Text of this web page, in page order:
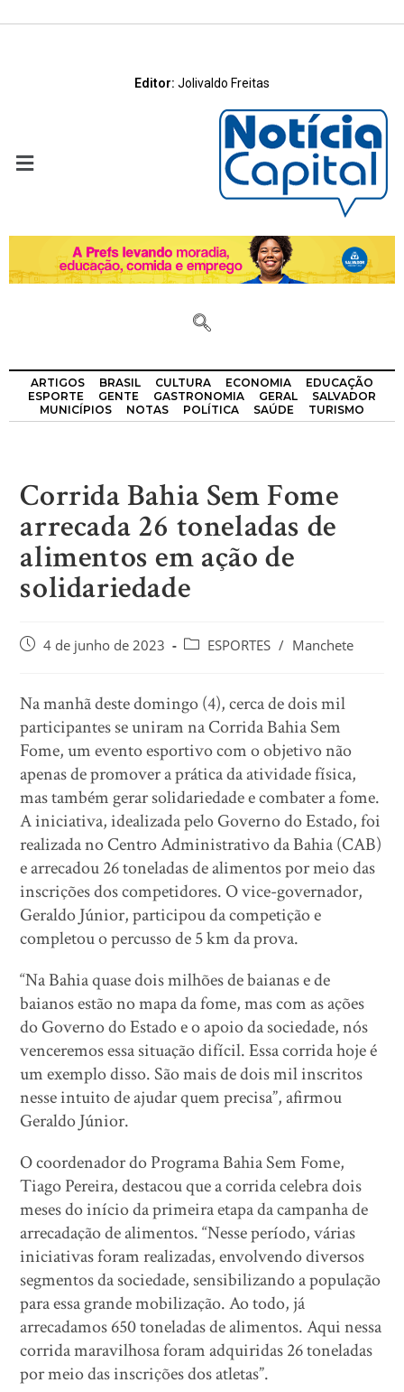
Editor: Jolivaldo Freitas
ARTIGOS BRASIL CULTURA ECONOMIA
EDUCAÇÃO
ESPORTE
GENTE GASTRONOMIA GERAL
SALVADOR
MUNICÍPIOS
NOTAS POLÍTICA SAÚDE TURISMO
Corrida Bahia Sem Fome
arrecada 26 toneladas de
alimentos em ação de
solidariedade
4 de junho de 2023 ESPORTES / Manchete
Na manhã deste domingo (4), cerca de dois mil
participantes se uniram na Corrida Bahia Sem
Fome, um evento esportivo com o objetivo não
apenas de promover a prática da atividade física,
mas também gerar solidariedade e combater a fome.
A iniciativa, idealizada pelo Governo do Estado, foi
realizada no Centro Administrativo da Bahia (CAB)
e arrecadou 26 toneladas de alimentos por meio das
inscrições dos competidores. O vice-governador,
Geraldo Júnior, participou da competição e
completou o percusso de 5 km da prova.
“Na Bahia quase dois milhões de baianas e de
baianos estão no mapa da fome, mas com as ações
do Governo do Estado e o apoio da sociedade, nós
venceremos essa situação difícil. Essa corrida hoje é
um exemplo disso. São mais de dois mil inscritos
nesse intuito de ajudar quem precisa”, afirmou
Geraldo Júnior.
O coordenador do Programa Bahia Sem Fome,
Tiago Pereira, destacou que a corrida celebra dois
meses do início da primeira etapa da campanha de
arrecadação de alimentos. “Nesse período, várias
iniciativas foram realizadas, envolvendo diversos
segmentos da sociedade, sensibilizando a população
para essa grande mobilização. Ao todo, já
arrecadamos 650 toneladas de alimentos. Aqui nessa
corrida maravilhosa foram adquiridas 26 toneladas
por meio das inscrições dos atletas”.